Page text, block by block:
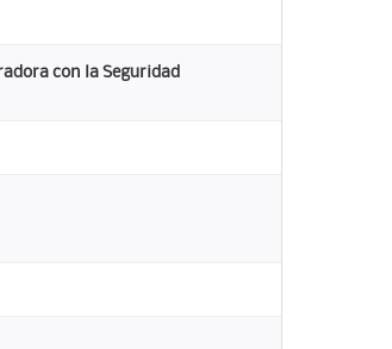
con la Seguridad